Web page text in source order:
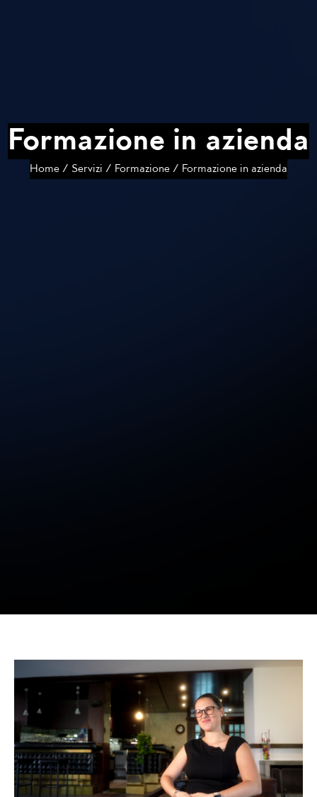
Formazione in azienda
Home / Servizi / Formazione / Formazione in azienda